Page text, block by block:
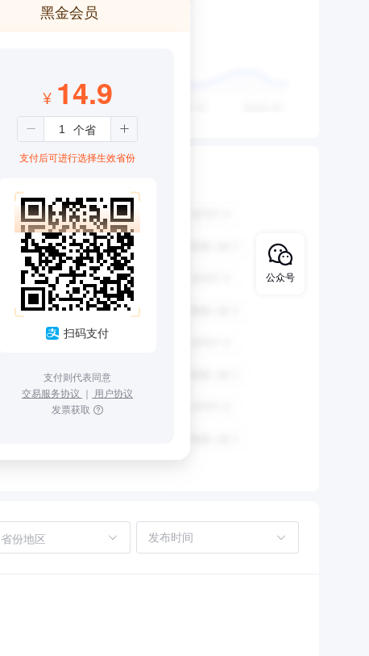
黑金会员
¥ 14.9
支付后可进行选择生效省份
扫码支付
支付则代表同意
交易服务协议 ｜ 用户协议
发票获取
省份地区
公众号